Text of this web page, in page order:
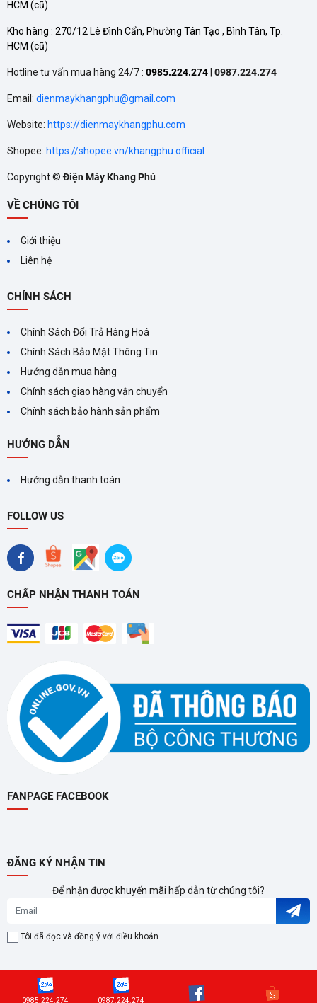
HCM (cũ)
Kho hàng : 270/12 Lê Đình Cẩn, Phường Tân Tạo , Bình Tân, Tp.
HCM (cũ)
Hotline tư vấn mua hàng 24/7 : 0985.224.274 0987.224.274
Email: dienmaykhangphu@gmail.com
Website: https://dienmaykhangphu.com
Shopee: https://shopee.vn/khangphu.official
Copyright ©Điện Máy Khang Phú
VỀ CHÚNG TÔI
Giới thiệu
Liên hệ
CHÍNH SÁCH
Chính Sách Đổi Trả Hàng Hoá
Chính Sách Bảo Mật Thông Tin
Hướng dẫn mua hàng
Chính sách giao hàng vận chuyển
Chính sách bảo hành sản phẩm
HƯỚNG DẪN
Hướng dẫn thanh toán
FOLLOW US
CHẤP NHẬN THANH TOÁN
FANPAGE FACEBOOK
ĐĂNG KÝ NHẬN TIN
Để nhận được khuyến mãi hấp dẫn từ chúng tôi?
Tôi đã đọc và đồng ý với điều khoản.
0985.224.274 0987.224.274